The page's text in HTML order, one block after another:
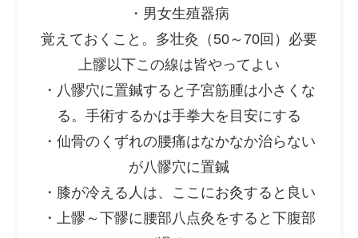
・男女生殖器病
覚えておくこと。多壮灸（50～70回）必要
上髎以下この線は皆やってよい
・八髎穴に置鍼すると子宮筋腫は小さくな
る。手術するかは手拳大を目安にする
・仙骨のくずれの腰痛はなかなか治らない
が八髎穴に置鍼
・膝が冷える人は、ここにお灸すると良い
・上髎～下髎に腰部八点灸をすると下腹部